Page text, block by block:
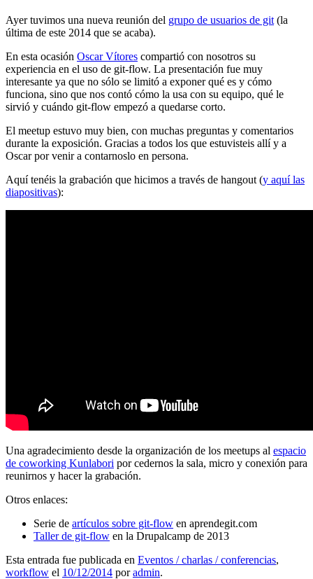
Ayer tuvimos una nueva reunión del grupo de usuarios de git (la
última de este 2014 que se acaba).
En esta ocasión Oscar Vítores compartió con nosotros su
experiencia en el uso de git-flow. La presentación fue muy
interesante ya que no sólo se limitó a exponer qué es y cómo
funciona, sino que nos contó cómo la usa con su equipo, qué le
sirvió y cuándo git-flow empezó a quedarse corto.
El meetup estuvo muy bien, con muchas preguntas y comentarios
durante la exposición. Gracias a todos los que estuvisteis allí y a
Oscar por venir a contarnoslo en persona.
Aquí tenéis la grabación que hicimos a través de hangout (y aquí las
diapositivas):
Una agradecimiento desde la organización de los meetups al espacio
de coworking Kunlabori por cedernos la sala, micro y conexión para
reunirnos y hacer la grabación.
Otros enlaces:
Serie de artículos sobre git-flow en aprendegit.com
Taller de git-flow en la Drupalcamp de 2013
Esta entrada fue publicada en Eventos / charlas / conferencias,
workflow el 10/12/2014 poradmin.